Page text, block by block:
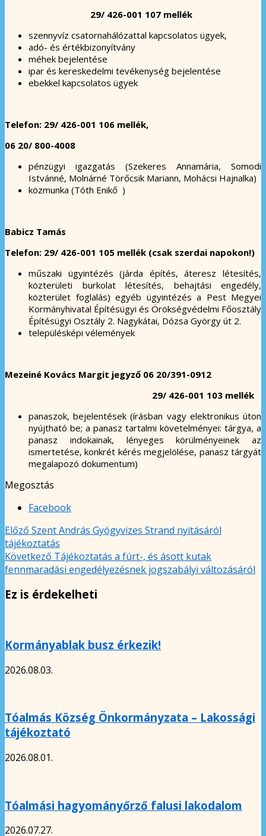
29/ 426-001 107 mellék
szennyvíz csatornahálózattal kapcsolatos ügyek,
adó- és értékbizonyítvány
méhek bejelentése
ipar és kereskedelmi tevékenység bejelentése
ebekkel kapcsolatos ügyek
Telefon: 29/ 426-001 106 mellék,
06 20/ 800-4008
pénzügyi igazgatás (Szekeres Annamária, Somodi
Istvánné, Molnárné Törőcsik Mariann, Mohácsi Hajnalka)
közmunka (Tóth Enikő )
Babicz Tamás
Telefon: 29/ 426-001 105 mellék (csak szerdai napokon!)
műszaki ügyintézés (járda építés, áteresz létesítés,
közterületi burkolat létesítés, behajtási engedély,
közterület foglalás) egyéb ügyintézés a Pest Megyei
Kormányhivatal Építésügyi és Örökségvédelmi Főosztály
Építésügyi Osztály 2. Nagykátai, Dózsa György út 2.
településképi vélemények
Mezeiné Kovács Margit jegyző 06 20/391-0912
29/ 426-001 103 mellék
panaszok, bejelentések (írásban vagy elektronikus úton
nyújtható be; a panasz tartalmi követelményei: tárgya, a
panasz indokainak, lényeges körülményeinek az
ismertetése, konkrét kérés megjelölése, panasz tárgyát
megalapozó dokumentum)
Megosztás
Facebook
Előző Szent András Gyógyvizes Strand nyitásáról
tájékoztatás
Következő Tájékoztatás a fúrt-, és ásott kutak
fennmaradási engedélyezésnek jogszabályi változásáról
Ez is érdekelheti
Kormányablak busz érkezik!
2026.08.03.
Tóalmás Község Önkormányzata – Lakossági
tájékoztató
2026.08.01.
Tóalmási hagyományőrző falusi lakodalom
2026.07.27.